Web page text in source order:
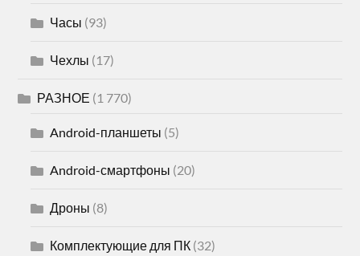
Часы (93)
Чехлы (17)
РАЗНОЕ (1 770)
Android-планшеты (5)
Android-смартфоны (20)
Дроны (8)
Комплектующие для ПК (32)